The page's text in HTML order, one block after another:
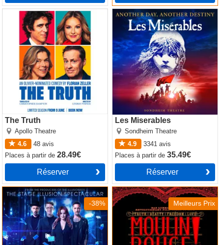
The Truth
Apollo Theatre
4.6
48 avis
Placesà partir de28.49€
Réserver
The Truth
Les Miserables
Sondheim Theatre
4.9
3341 avis
Placesà partir de35.49€
Réserver
Les Miserables
-38%
Now You See Me
Meilleurs Prix
Moulin Rouge! The Musical